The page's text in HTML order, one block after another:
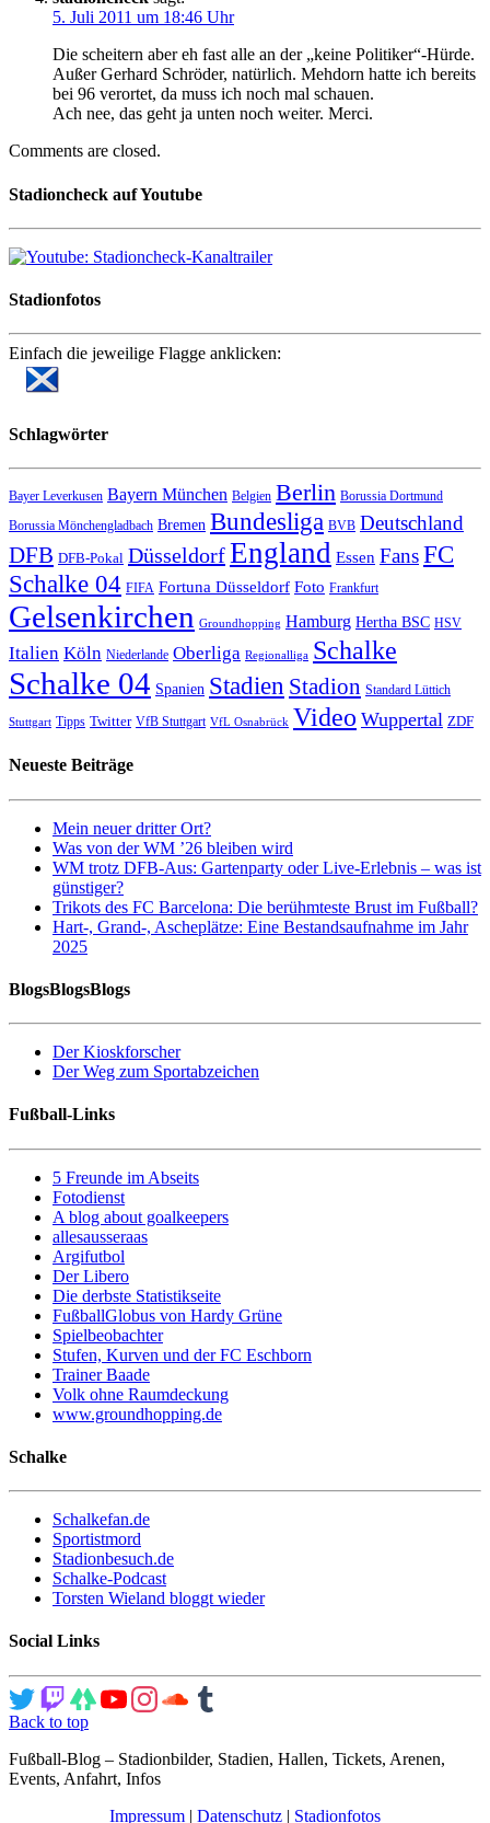
5. Juli 2011 um 18:46 Uhr
Die scheitern aber eh fast alle an der „keine Politiker“-Hürde.
Außer Gerhard Schröder, natürlich. Mehdorn hatte ich bereits
bei 96 verortet, da muss ich noch mal schauen.
Ach nee, das geht ja unten noch weiter. Merci.
Comments are closed.
Stadioncheck auf Youtube
Stadionfotos
Einfach die jeweilige Flagge anklicken:
Schlagwörter
Bayer Leverkusen Bayern München Belgien Berlin Borussia Dortmund
Borussia Mönchengladbach Bremen Bundesliga BVB Deutschland
DFB DFB-Pokal DüsseldorfEngland Essen FansFC
Schalke 04 FIFA Fortuna Düsseldorf Foto Frankfurt
Gelsenkirchen Groundhopping Hamburg Hertha BSC HSV
Italien Köln Niederlande Oberliga Regionalliga Schalke
Schalke 04 Spanien Stadien Stadion Standard Lüttich
Stuttgart Tipps Twitter VfB Stuttgart VfL Osnabrück Video Wuppertal ZDF
Neueste Beiträge
Mein neuer dritter Ort?
Was von der WM ’26 bleiben wird
WM trotz DFB-Aus: Gartenparty oder Live-Erlebnis – was ist
günstiger?
Trikots des FC Barcelona: Die berühmteste Brust im Fußball?
Hart-, Grand-, Ascheplätze: Eine Bestandsaufnahme im Jahr
2025
BlogsBlogsBlogs
Der Kioskforscher
Der Weg zum Sportabzeichen
Fußball-Links
5 Freunde im Abseits
Fotodienst
A blog about goalkeepers
allesausseraas
Argifutbol
Der Libero
Die derbste Statistikseite
FußballGlobus von Hardy Grüne
Spielbeobachter
Stufen, Kurven und der FC Eschborn
Trainer Baade
Volk ohne Raumdeckung
www.groundhopping.de
Schalke
Schalkefan.de
Sportistmord
Stadionbesuch.de
Schalke-Podcast
Torsten Wieland bloggt wieder
Social Links
Back to top
Fußball-Blog – Stadionbilder, Stadien, Hallen, Tickets, Arenen,
Events, Anfahrt, Infos
Impressum | Datenschutz | Stadionfotos